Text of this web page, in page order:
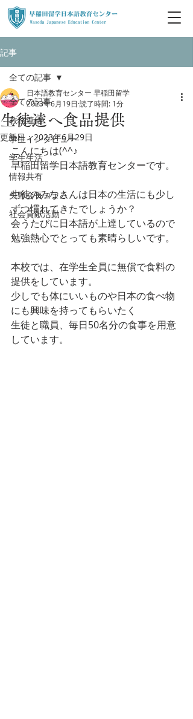
記事
全ての記事
教務連絡
学生インタビュー
学生生活
情報共有
矢野会長コラム
社会貢献活動
全ての記事
生徒達へ食品提供
日本語教育センター 早稲田留学
2023年6月19日 読了時間: 1分
更新日：2023年6月29日
こんにちは(^^♪
早稲田留学日本語教育センターです。
生徒のみなさんは日本の生活にも少し
ずつ慣れてきたでしょうか？
会うたびに日本語が上達しているので
勉強熱心でとっても素晴らしいです。
本校では、在学生全員に無償で食料の
提供をしています。
少しでも体にいいものや日本の食べ物
にも興味を持ってもらいたく
生徒と職員、毎日50名分の食事を用意
しています。